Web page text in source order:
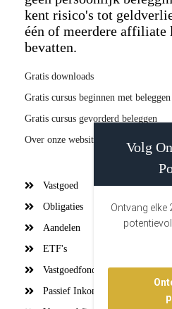
kent risico's tot
één of meerdere affiliate
bevatten.
Gratis downloads
Gratis cursus beginnen met beleggen
Gratis cursus gevorderd beleggen
Over onze website (onze missie)
Vastgoed
Obligaties
Aandelen
ETF's
Vastgoedfondsen
Passief Inkomen
Volg
Ontvang elke